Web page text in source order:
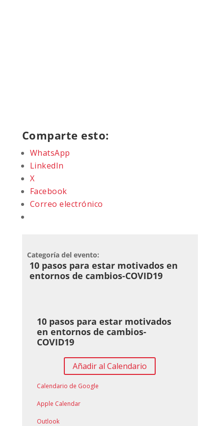
Comparte esto:
WhatsApp
LinkedIn
X
Facebook
Correo electrónico
Categoría del evento:
10 pasos para estar motivados en
entornos de cambios-COVID19
10 pasos para estar motivados
en entornos de cambios-
COVID19
Añadir al Calendario
Calendario de Google
Apple Calendar
Outlook